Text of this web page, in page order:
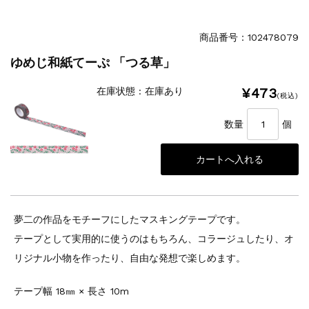
商品番号：102478079
ゆめじ和紙てーぷ 「つる草」
在庫状態 : 在庫あり ¥473(税込)
数量 個
夢二の作品をモチーフにしたマスキングテープです。
テープとして実用的に使うのはもちろん、コラージュしたり、オ
リジナル小物を作ったり、自由な発想で楽しめます。
テープ幅 18㎜ × 長さ 10m